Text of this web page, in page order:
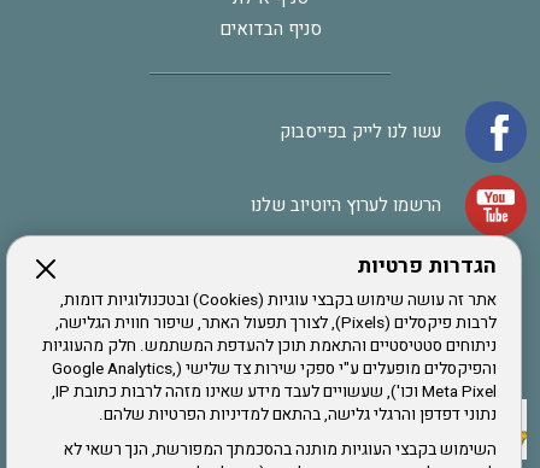
הגדרות פרטיות
אתר זה עושה שימוש בקבצי עוגיות (Cookies) ובטכנולוגיות דומות,
לרבות פיקסלים (Pixels), לצורך תפעול האתר, שיפור חווית הגלישה,
ניתוחים סטטיסטיים והתאמת תוכן להעדפת המשתמש. חלק מהעוגיות
והפיקסלים מופעלים ע"י ספקי שירות צד שלישי (Google Analytics,
Meta Pixel וכו'), שעשויים לעבד מידע שאינו מזהה לרבות כתובת IP,
נתוני דפדפן והרגלי גלישה, בהתאם למדיניות הפרטיות שלהם.
השימוש בקבצי העוגיות מותנה בהסכמתך המפורשת, הנך רשאי לא
סניף הבדואים
עשו לנו לייק בפייסבוק
הרשמו לערוץ היוטיוב שלנו
אתר צה"ל
תקנון האתר